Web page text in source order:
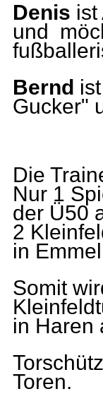
Denis
und
Bernd
Gucker"
Die
Nur 1
der Ü50
2
in
Somit
in Haren
Toren.